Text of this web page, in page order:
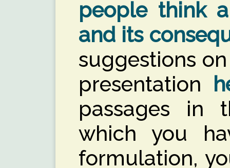
people think
and its
suggestions
presentation
passages in
which you
formulation,